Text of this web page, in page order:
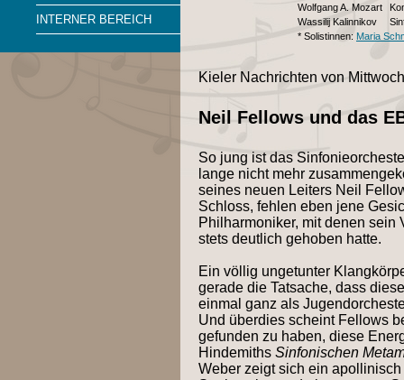
INTERNER BEREICH
Wolfgang A. Mozart
Wassilij Kalinnikov
* Solistinnen: Maria
Kieler Nachrichten von
Neil Fellows und das
So jung ist das
lange nicht mehr
seines neuen Leiters Neil
Schloss, fehlen eben jene
Philharmoniker, mit denen sein
stets deutlich gehoben hatte.
Ein völlig ungetunter
gerade die Tatsache, dass
einmal ganz als
Und überdies scheint Fellows
gefunden zu haben, diese
Hindemiths Sinfonischen
Weber zeigt sich ein